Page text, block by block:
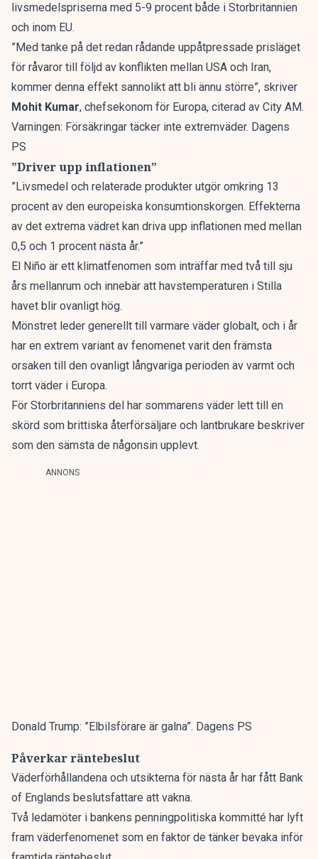
livsmedelspriserna med 5-9 procent både i Storbritannien
och inom EU.
”Med tanke på det redan rådande uppåtpressade prisläget
för råvaror till följd av konflikten mellan USA och Iran,
kommer denna effekt sannolikt att bli ännu större”, skriver
Mohit Kumar, chefsekonom för Europa, citerad av City AM.
Varningen: Försäkringar täcker inte extremväder. Dagens
PS
”Driver upp inflationen”
”Livsmedel och relaterade produkter utgör omkring 13
procent av den europeiska konsumtionskorgen. Effekterna
av det extrema vädret kan driva upp inflationen med mellan
0,5 och 1 procent nästa år.”
El Niño är ett klimatfenomen som inträffar med två till sju
års mellanrum och innebär att havstemperaturen i Stilla
havet blir ovanligt hög.
Mönstret leder generellt till varmare väder globalt, och i år
har en extrem variant av fenomenet varit den främsta
orsaken till den ovanligt långvariga perioden av varmt och
torrt väder i Europa.
För Storbritanniens del har sommarens väder lett till en
skörd som brittiska återförsäljare och lantbrukare beskriver
som den sämsta de någonsin upplevt.
ANNONS
Donald Trump: ”Elbilsförare är galna”. Dagens PS
Påverkar räntebeslut
Väderförhållandena och utsikterna för nästa år har fått Bank
of Englands beslutsfattare att vakna.
Två ledamöter i bankens penningpolitiska kommitté har lyft
fram väderfenomenet som en faktor de tänker bevaka inför